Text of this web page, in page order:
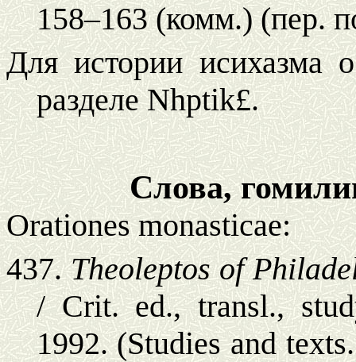
158–163 (комм.) (пер.
Для истории исихазма
разделеNhptik£.
Слова,
Orationes monasticae:
437.Theoleptos of
/Сrit.ed., transl.,
1992. (Studies and